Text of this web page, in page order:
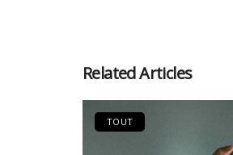
Related Articles
TOUT